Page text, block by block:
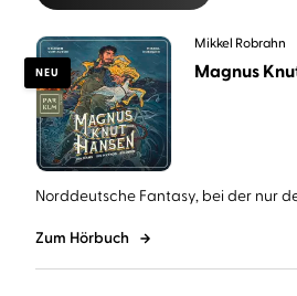
NEU
Mikkel Robrahn
Magnus
Norddeutsche Fantasy, bei der nur
Zum Hörbuch